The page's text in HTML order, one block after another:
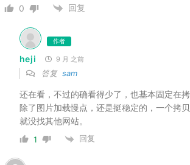
0 回复
作者
heji 9 月 之前
答复 sam
还在看，不过的确看得少了，也基本固定在
除了图片加载慢点，还是挺稳定的，一个拷
就没找其他网站。
1 回复